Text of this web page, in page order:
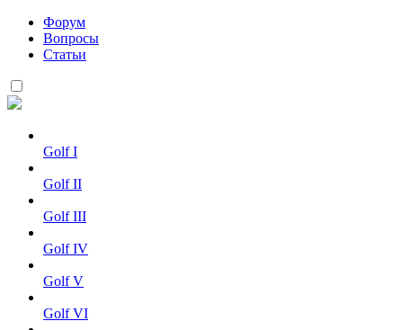
Форум
Вопросы
Статьи
Golf I
Golf II
Golf III
Golf IV
Golf V
Golf VI